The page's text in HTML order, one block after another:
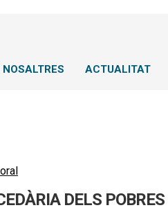
NOSALTRES ACTUALITAT
DELS